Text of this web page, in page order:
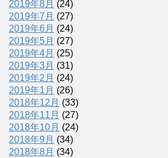
2019年8月 (24)
2019年7月 (27)
2019年6月 (24)
2019年5月 (27)
2019年4月 (25)
2019年3月 (31)
2019年2月 (24)
2019年1月 (26)
2018年12月 (33)
2018年11月 (27)
2018年10月 (24)
2018年9月 (34)
2018年8月 (34)